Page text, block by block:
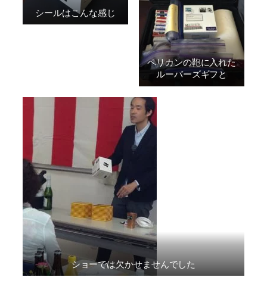
シールはこんな感じ
ペリカンの鞄に入れた
ルーバーズギフと
ショーでは欠かせませんでした